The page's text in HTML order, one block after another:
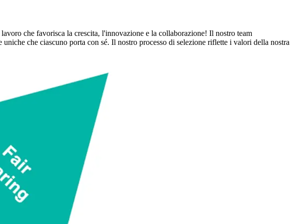
che favorisca la crescita, l'innovazione e la collaborazione! Il nostro team
che ciascuno porta con sé. Il nostro processo di selezione riflette i valori della nostra